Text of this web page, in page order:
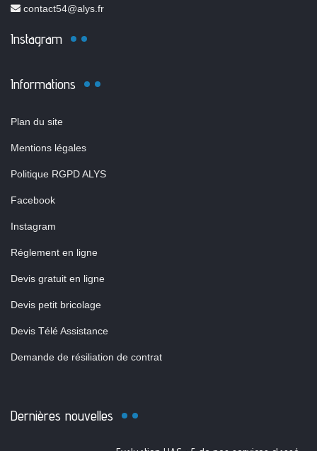
contact54@alys.fr
Instagram
Informations
Plan du site
Mentions légales
Politique RGPD ALYS
Facebook
Instagram
Réglement en ligne
Devis gratuit en ligne
Devis petit bricolage
Devis Télé Assistance
Demande de résiliation de contrat
Dernières nouvelles